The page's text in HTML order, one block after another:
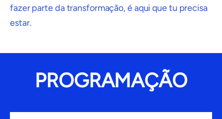
fazer parte da transformação, é aqui que tu precisa
estar.
PROGRAMAÇÃO